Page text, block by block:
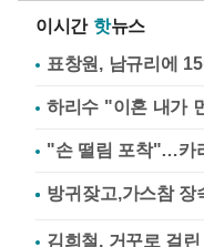
이시간 핫뉴스
표창원, 남규리에
하리수 "이혼 내가
"손 떨림 포착"…카